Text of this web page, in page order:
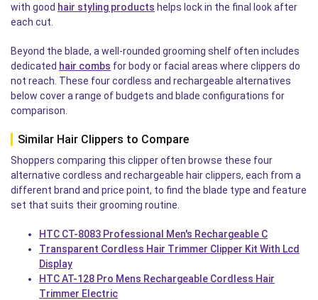
with good hair styling products helps lock in the final look after
each cut.
Beyond the blade, a well-rounded grooming shelf often includes
dedicated hair combs for body or facial areas where clippers do
not reach. These four cordless and rechargeable alternatives
below cover a range of budgets and blade configurations for
comparison.
Similar Hair Clippers to Compare
Shoppers comparing this clipper often browse these four
alternative cordless and rechargeable hair clippers, each from a
different brand and price point, to find the blade type and feature
set that suits their grooming routine.
HTC CT-8083 Professional Men's Rechargeable C
Transparent Cordless Hair Trimmer Clipper Kit With Lcd
Display
HTC AT-128 Pro Mens Rechargeable Cordless Hair
Trimmer Electric